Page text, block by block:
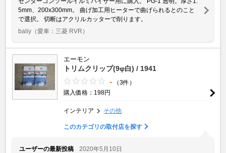
5mm、200x300mm。 曲げ加工用ヒーターで曲げられるとのこと
で選択。 切断はアクリルカッターで削ります。
baliy （愛車：三菱 RVR）
エーモン
トリムクリップ(9φ白) / 1941
-
（3件）
購入価格：198円
インテリア その他
このカテゴリの取付店を探す
ユーザーの最新投稿
2020年5月10日